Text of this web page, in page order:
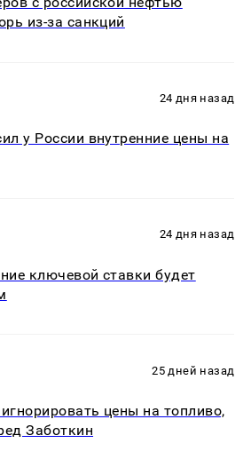
из-за санкций
24 дня назад
у России внутренние цены на
24 дня назад
ключевой ставки будет
25 дней назад
цены на топливо,
Заботкин